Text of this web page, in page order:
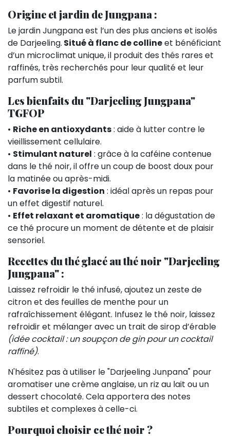
Origine et jardin de Jungpana :
Le jardin Jungpana est l’un des plus anciens et isolés
de Darjeeling. Situé à flanc de collineet bénéficiant
d’un microclimat unique, il produit des thés rares et
raffinés, très recherchés pour leur qualité et leur
parfum subtil.
Les bienfaits du "Darjeeling Jungpana"
TGFOP
• Riche en antioxydants: aide à lutter contre le
vieillissement cellulaire.
• Stimulant naturel : grâce à la caféine contenue
dans le thé noir, il offre un coup de boost doux pour
la matinée ou après-midi.
• Favorise la digestion : idéal après un repas pour
un effet digestif naturel.
• Effet relaxant et aromatique: la dégustation de
ce thé procure un moment de détente et de plaisir
sensoriel.
Recettes du thé glacé au thé noir "Darjeeling
Jungpana" :
Laissez refroidir le thé infusé, ajoutez un zeste de
citron et des feuilles de menthe pour un
rafraîchissement élégant. Infusez le thé noir, laissez
refroidir et mélanger avec un trait de sirop d’érable
(idée cocktail : un soupçon de gin pour un cocktail
raffiné).
N'hésitez pas à utiliser le "Darjeeling Junpana" pour
aromatiser une crème anglaise, un riz au lait ou un
dessert chocolaté. Cela apportera des notes
subtiles et complexes à celle-ci.
Pourquoi choisir ce thé noir ?